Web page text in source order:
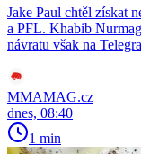
Jake Paul chtěl získat
a PFL. Khabib
návratu však na
MMAMAG.cz
dnes, 08:40
1 min